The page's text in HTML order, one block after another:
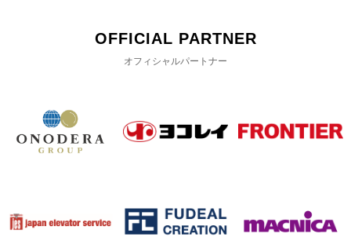
OFFICIAL PARTNER
オフィシャルパートナー